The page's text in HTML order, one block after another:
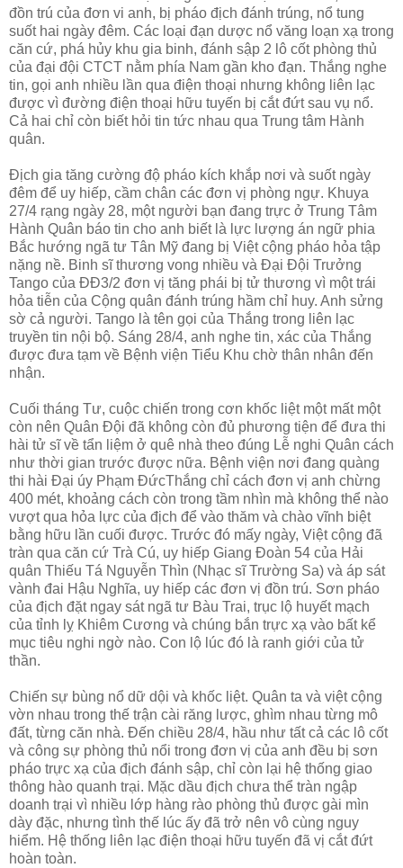
đồn trú của đơn vi anh, bị pháo địch đánh trúng, nổ tung
suốt hai ngày đêm. Các loại đạn dược nổ văng loạn xạ trong
căn cứ, phá hủy khu gia binh, đánh sập 2 lô cốt phòng thủ
của đại đội CTCT nằm phía Nam gần kho đạn. Thắng nghe
tin, gọi anh nhiều lần qua điện thoại nhưng không liên lạc
được vì đường điện thoại hữu tuyến bị cắt đứt sau vụ nổ.
Cả hai chỉ còn biết hỏi tin tức nhau qua Trung tâm Hành
quân.
Địch gia tăng cường độ pháo kích khắp nơi và suốt ngày
đêm để uy hiếp, cầm chân các đơn vị phòng ngự. Khuya
27/4 rạng ngày 28, một người bạn đang trực ở Trung Tâm
Hành Quân báo tin cho anh biết là lực lượng án ngữ phia
Bắc hướng ngã tư Tân Mỹ đang bị Việt cộng pháo hỏa tập
nặng nề. Binh sĩ thương vong nhiều và Đại Đội Trưởng
Tango của ĐĐ3/2 đơn vị tăng phái bị tử thương vì một trái
hỏa tiễn của Cộng quân đánh trúng hầm chỉ huy. Anh sửng
sờ cả người. Tango là tên gọi của Thắng trong liên lạc
truyền tin nội bộ. Sáng 28/4, anh nghe tin, xác của Thắng
được đưa tạm về Bệnh viện Tiểu Khu chờ thân nhân đến
nhận.
Cuối tháng Tư, cuộc chiến trong cơn khốc liệt một mất một
còn nên Quân Đội đã không còn đủ phương tiện để đưa thi
hài tử sĩ về tẩn liệm ở quê nhà theo đúng Lễ nghi Quân cách
như thời gian trước được nữa. Bệnh viện nơi đang quàng
thi hài Đại úy Phạm ĐứcThắng chỉ cách đơn vị anh chừng
400 mét, khoảng cách còn trong tầm nhìn mà không thể nào
vượt qua hỏa lực của địch để vào thăm và chào vĩnh biệt
bằng hữu lần cuối được. Trước đó mấy ngày, Việt cộng đã
tràn qua căn cứ Trà Cú, uy hiếp Giang Đoàn 54 của Hải
quân Thiếu Tá Nguyễn Thìn (Nhạc sĩ Trường Sa) và áp sát
vành đai Hậu Nghĩa, uy hiếp các đơn vị đồn trú. Sơn pháo
của địch đặt ngay sát ngã tư Bàu Trai, trục lộ huyết mạch
của tỉnh lỵ Khiêm Cương và chúng bắn trực xạ vào bất kể
mục tiêu nghi ngờ nào. Con lộ lúc đó là ranh giới của tử
thần.
Chiến sự bùng nổ dữ dội và khốc liệt. Quân ta và việt cộng
vờn nhau trong thế trận cài răng lược, ghìm nhau từng mô
đất, từng căn nhà. Đến chiều 28/4, hầu như tất cả các lô cốt
và công sự phòng thủ nổi trong đơn vị của anh đều bị sơn
pháo trực xạ của địch đánh sập, chỉ còn lại hệ thống giao
thông hào quanh trại. Mặc dầu địch chưa thể tràn ngập
doanh trại vì nhiều lớp hàng rào phòng thủ được gài mìn
dày đặc, nhưng tình thế lúc ấy đã trở nên vô cùng nguy
hiểm. Hệ thống liên lạc điện thoại hữu tuyến đã vị cắt đứt
hoàn toàn.